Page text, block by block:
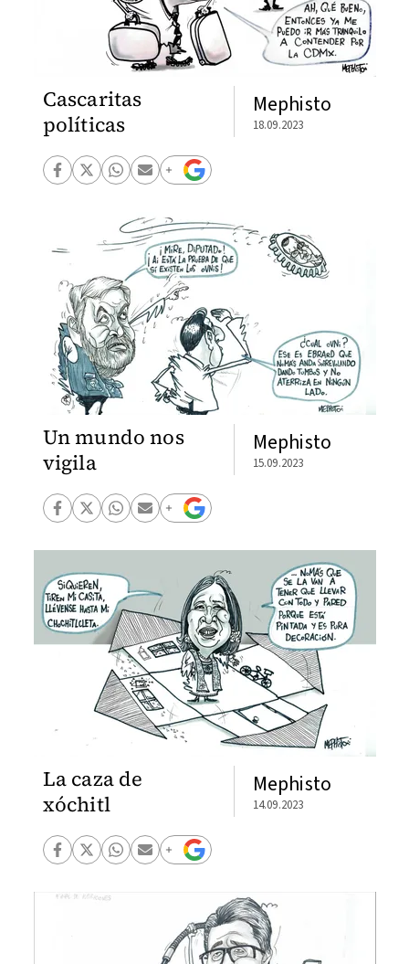
Cascaritas
políticas
Mephisto
18.09.2023
Un mundo nos
vigila
Mephisto
15.09.2023
La caza de
xóchitl
Mephisto
14.09.2023